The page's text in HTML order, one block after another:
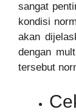
sangat
kondisi
akan
dengan
tersebut